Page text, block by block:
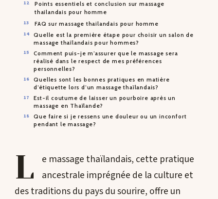
Points essentiels et conclusion sur massage
thailandais pour homme
FAQ sur massage thailandais pour homme
Quelle est la première étape pour choisir un salon de
massage thaïlandais pour hommes?
Comment puis-je m’assurer que le massage sera
réalisé dans le respect de mes préférences
personnelles?
Quelles sont les bonnes pratiques en matière
d’étiquette lors d’un massage thaïlandais?
Est-il coutume de laisser un pourboire après un
massage en Thaïlande?
Que faire si je ressens une douleur ou un inconfort
pendant le massage?
L
e massage thaïlandais, cette pratique
ancestrale imprégnée de la culture et
des traditions du pays du sourire, offre un